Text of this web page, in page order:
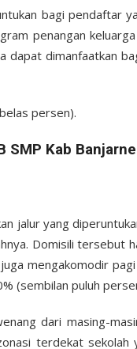
bagi pendaftar
penangan
dapat dimanfaatkan
persen).
SMP Kab
jalur yang
Domisili tersebut
mengakomodir
(sembilan puluh
dari masing-
terdekat sekolah